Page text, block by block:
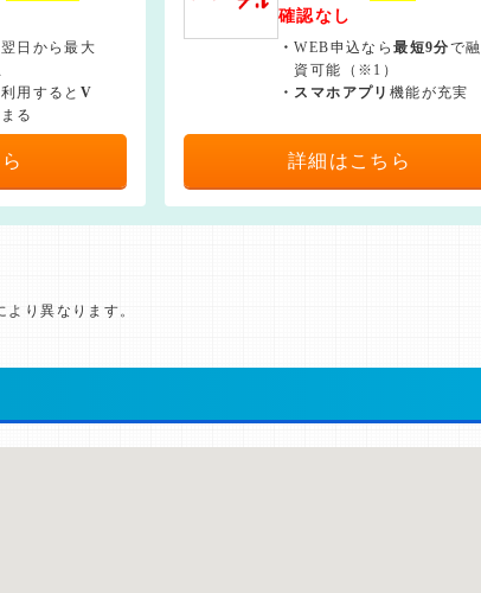
日から最大
用すると V
る
確認なし
・WEB申込なら最短9分で融
資可能（※1）
・ スマホアプリ 機能が充実
詳細はこちら
り異なります。